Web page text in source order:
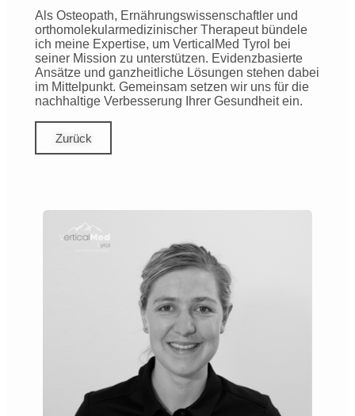
Als Osteopath, Ernährungswissenschaftler und
orthomolekularmedizinischer Therapeut bündele
ich meine Expertise, um VerticalMed Tyrol bei
seiner Mission zu unterstützen. Evidenzbasierte
Ansätze und ganzheitliche Lösungen stehen dabei
im Mittelpunkt. Gemeinsam setzen wir uns für die
nachhaltige Verbesserung Ihrer Gesundheit ein.
Zurück